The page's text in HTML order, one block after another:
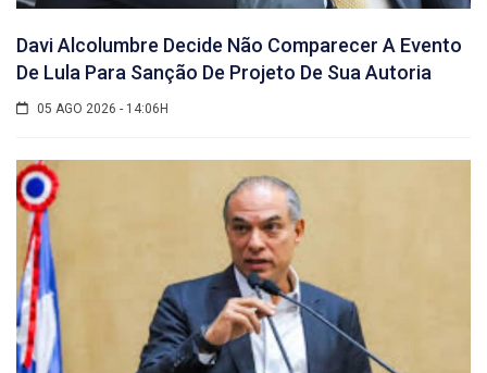
Davi Alcolumbre Decide Não Comparecer A Evento
De Lula Para Sanção De Projeto De Sua Autoria
05 AGO 2026 - 14:06H